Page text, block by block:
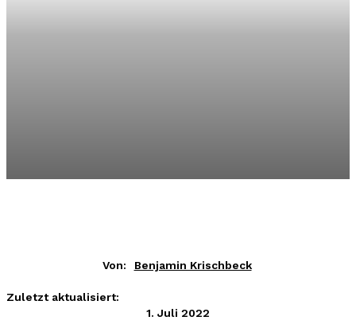
Von: Benjamin Krischbeck
Zuletzt aktualisiert:
1. Juli 2022